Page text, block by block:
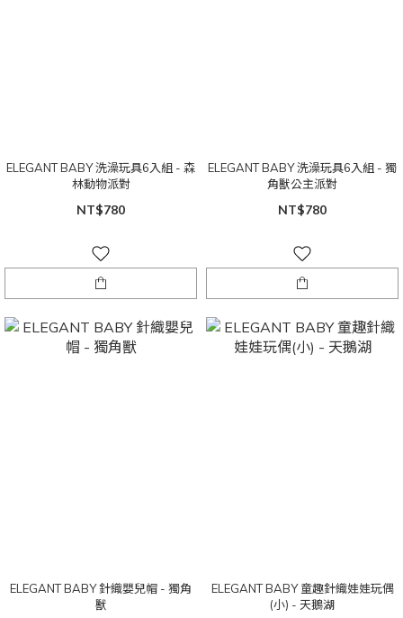
ELEGANT BABY 洗澡玩具6入組 - 森
林動物派對
NT$780
ELEGANT BABY 洗澡玩具6入組 - 獨
角獸公主派對
NT$780
ELEGANT BABY 針織嬰兒帽 - 獨角
獸
ELEGANT BABY 童趣針織娃娃玩偶
(小) - 天鵝湖